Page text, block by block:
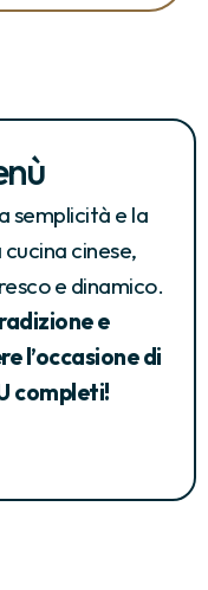
semplicità e la
cinese,
e dinamico.
e
l’occasione di
completi!